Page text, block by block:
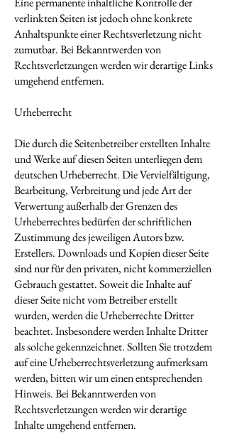
verlinkten Seiten ist jedoch ohne konkrete
Anhaltspunkte einer Rechtsverletzung nicht
zumutbar. Bei Bekanntwerden von
Rechtsverletzungen werden wir derartige Links
umgehend entfernen.
Urheberrecht
Die durch die Seitenbetreiber erstellten Inhalte
und Werke auf diesen Seiten unterliegen dem
deutschen Urheberrecht. Die Vervielfältigung,
Bearbeitung, Verbreitung und jede Art der
Verwertung außerhalb der Grenzen des
Urheberrechtes bedürfen der schriftlichen
Zustimmung des jeweiligen Autors bzw.
Erstellers. Downloads und Kopien dieser Seite
sind nur für den privaten, nicht kommerziellen
Gebrauch gestattet. Soweit die Inhalte auf
dieser Seite nicht vom Betreiber erstellt
wurden, werden die Urheberrechte Dritter
beachtet. Insbesondere werden Inhalte Dritter
als solche gekennzeichnet. Sollten Sie trotzdem
auf eine Urheberrechtsverletzung aufmerksam
werden, bitten wir um einen entsprechenden
Hinweis. Bei Bekanntwerden von
Rechtsverletzungen werden wir derartige
Inhalte umgehend entfernen.